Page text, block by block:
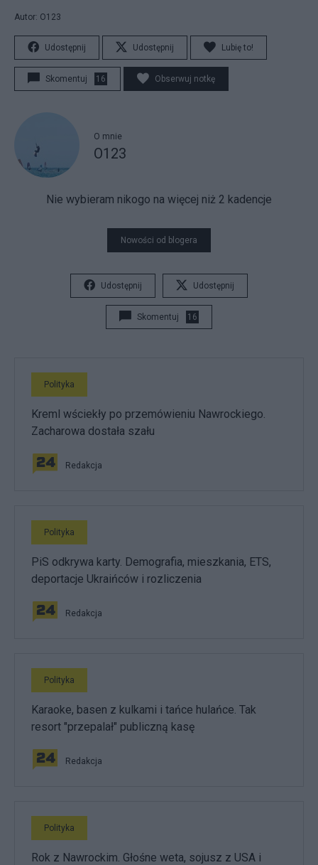
Autor: O123
Udostępnij Udostępnij Lubię to!
Skomentuj 16 Obserwuj notkę
O mnie
O123
Nie wybieram nikogo na więcej niż 2 kadencje
Nowości od blogera
Udostępnij Udostępnij
Skomentuj 16
Polityka
Kreml wściekły po przemówieniu Nawrockiego.
Zacharowa dostała szału
Redakcja
Polityka
PiS odkrywa karty. Demografia, mieszkania, ETS,
deportacje Ukraińców i rozliczenia
Redakcja
Polityka
Karaoke, basen z kulkami i tańce hulańce. Tak
resort "przepalał" publiczną kasę
Redakcja
Polityka
Rok z Nawrockim. Głośne weta, sojusz z USA i